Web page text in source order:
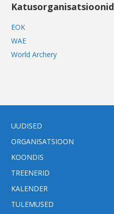
Katusorganisatsioonid
EOK
WAE
World Archery
UUDISED
ORGANISATSIOON
KOONDIS
TREENERID
KALENDER
TULEMUSED